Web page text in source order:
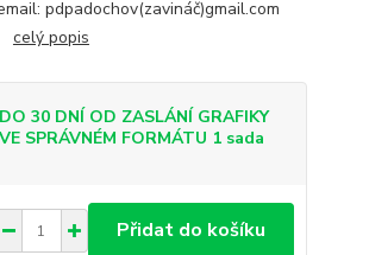
pdpadochov(zavináč)gmail.com
celý popis
DO 30 DNÍ OD ZASLÁNÍ GRAFIKY
VE SPRÁVNÉM FORMÁTU 1 sada
Přidat do košíku